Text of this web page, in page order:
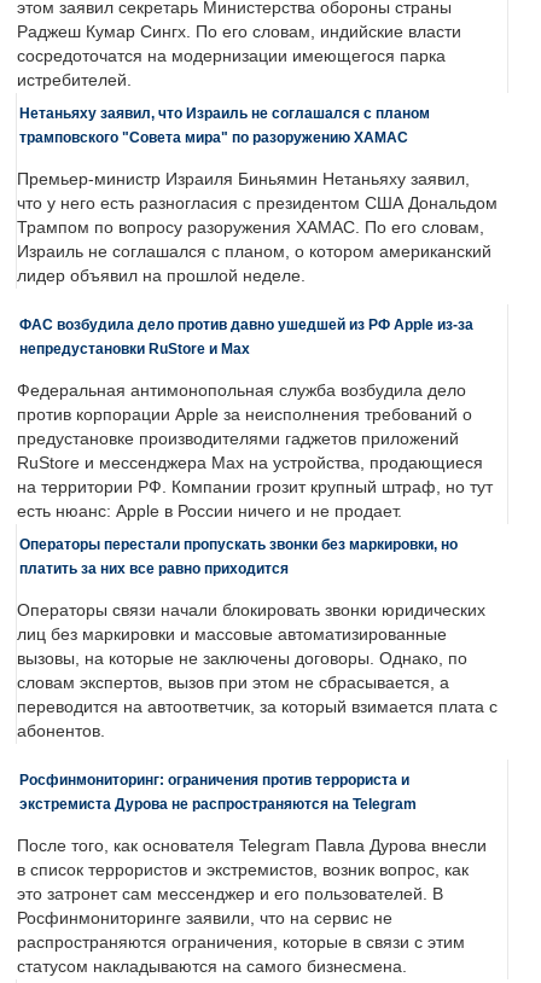
этом заявил секретарь Министерства обороны страны
Раджеш Кумар Сингх. По его словам, индийские власти
сосредоточатся на модернизации имеющегося парка
истребителей.
Нетаньяху заявил, что Израиль не соглашался с планом
трамповского "Совета мира" по разоружению ХАМАС
Премьер-министр Израиля Биньямин Нетаньяху заявил,
что у него есть разногласия с президентом США Дональдом
Трампом по вопросу разоружения ХАМАС. По его словам,
Израиль не соглашался с планом, о котором американский
лидер объявил на прошлой неделе.
ФАС возбудила дело против давно ушедшей из РФ Apple из-за
непредустановки RuStore и Max
Федеральная антимонопольная служба возбудила дело
против корпорации Apple за неисполнения требований о
предустановке производителями гаджетов приложений
RuStore и мессенджера Max на устройства, продающиеся
на территории РФ. Компании грозит крупный штраф, но тут
есть нюанс: Apple в России ничего и не продает.
Операторы перестали пропускать звонки без маркировки, но
платить за них все равно приходится
Операторы связи начали блокировать звонки юридических
лиц без маркировки и массовые автоматизированные
вызовы, на которые не заключены договоры. Однако, по
словам экспертов, вызов при этом не сбрасывается, а
переводится на автоответчик, за который взимается плата с
абонентов.
Росфинмониторинг: ограничения против террориста и
экстремиста Дурова не распространяются на Telegram
После того, как основателя Telegram Павла Дурова внесли
в список террористов и экстремистов, возник вопрос, как
это затронет сам мессенджер и его пользователей. В
Росфинмониторинге заявили, что на сервис не
распространяются ограничения, которые в связи с этим
статусом накладываются на самого бизнесмена.